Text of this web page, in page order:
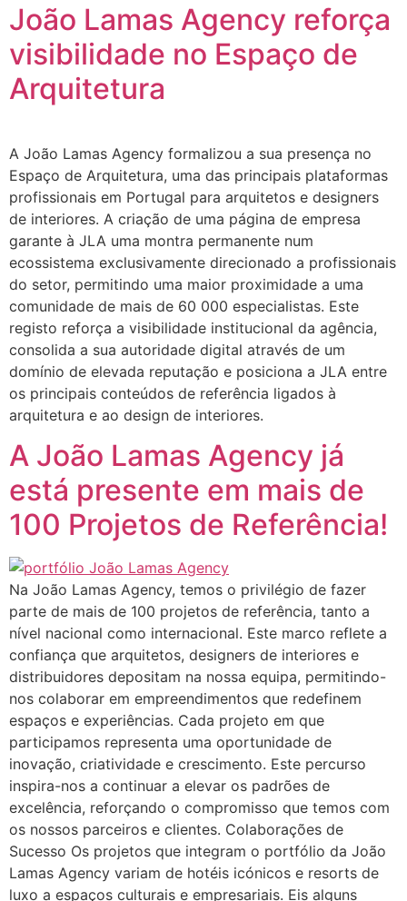
João Lamas Agency reforça
visibilidade no Espaço de
Arquitetura
A João Lamas Agency formalizou a sua presença no
Espaço de Arquitetura, uma das principais plataformas
profissionais em Portugal para arquitetos e designers
de interiores. A criação de uma página de empresa
garante à JLA uma montra permanente num
ecossistema exclusivamente direcionado a profissionais
do setor, permitindo uma maior proximidade a uma
comunidade de mais de 60 000 especialistas. Este
registo reforça a visibilidade institucional da agência,
consolida a sua autoridade digital através de um
domínio de elevada reputação e posiciona a JLA entre
os principais conteúdos de referência ligados à
arquitetura e ao design de interiores.
A João Lamas Agency já
está presente em mais de
100 Projetos de Referência!
Na João Lamas Agency, temos o privilégio de fazer
parte de mais de 100 projetos de referência, tanto a
nível nacional como internacional. Este marco reflete a
confiança que arquitetos, designers de interiores e
distribuidores depositam na nossa equipa, permitindo-
nos colaborar em empreendimentos que redefinem
espaços e experiências. Cada projeto em que
participamos representa uma oportunidade de
inovação, criatividade e crescimento. Este percurso
inspira-nos a continuar a elevar os padrões de
excelência, reforçando o compromisso que temos com
os nossos parceiros e clientes. Colaborações de
Sucesso Os projetos que integram o portfólio da João
Lamas Agency variam de hotéis icónicos e resorts de
luxo a espaços culturais e empresariais. Eis alguns